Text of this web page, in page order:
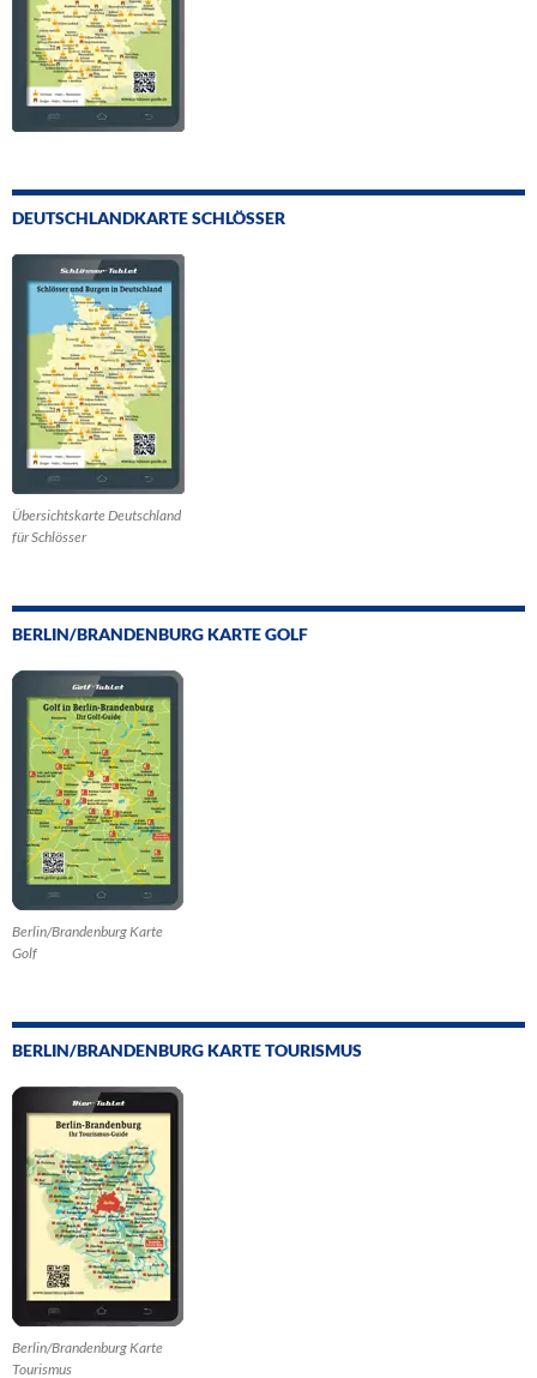
DEUTSCHLANDKARTE SCHLÖSSER
Übersichtskarte Deutschland
für Schlösser
BERLIN/BRANDENBURG KARTE GOLF
Berlin/Brandenburg Karte
Golf
BERLIN/BRANDENBURG KARTE TOURISMUS
Berlin/Brandenburg Karte
Tourismus